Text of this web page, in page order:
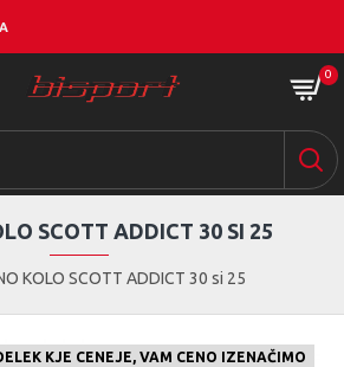
0
KOLO SCOTT ADDICT 30 si 25
SCOTT ADDICT 30 SI 25
KJE CENEJE, VAM CENO IZENAČIMO